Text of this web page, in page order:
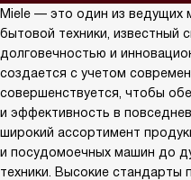
Miele — это один из
бытовой техники, известный
долговечностью и
создается с учетом
совершенствуется, чтобы
и эффективность в
широкий ассортимент
и посудомоечных машин до
техники. Высокие стандарты